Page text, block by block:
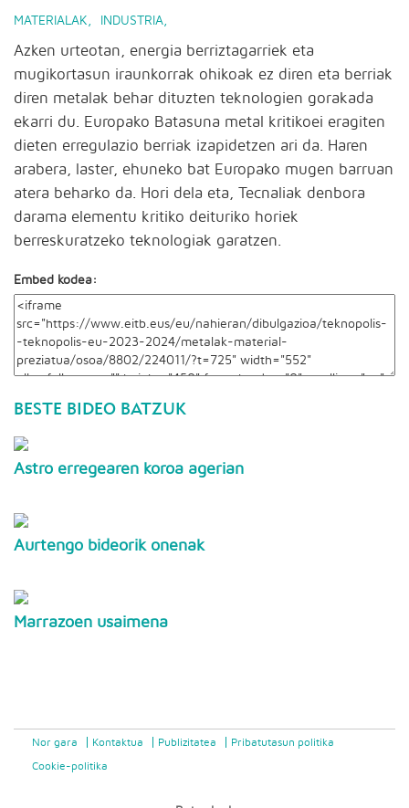
MATERIALAK INDUSTRIA
Azken urteotan, energia berriztagarriek eta
mugikortasun iraunkorrak ohikoak ez diren eta berriak
diren metalak behar dituzten teknologien gorakada
ekarri du. Europako Batasuna metal kritikoei eragiten
dieten erregulazio berriak izapidetzen ari da. Haren
arabera, laster, ehuneko bat Europako mugen barruan
atera beharko da. Hori dela eta, Tecnaliak denbora
darama elementu kritiko deituriko horiek
berreskuratzeko teknologiak garatzen.
Embed kodea:
BESTE BIDEO BATZUK
Astro erregearen koroa agerian
Aurtengo bideorik onenak
Marrazoen usaimena
Nor gara Kontaktua Publizitatea Pribatutasun politika
Cookie-politika